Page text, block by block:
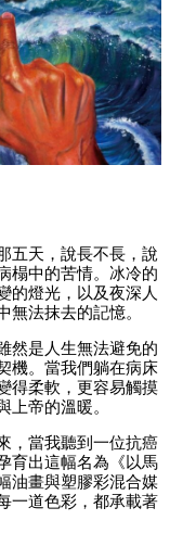
五天，說長不長，說
榻中的苦情。冰冷的
的燈光，以及夜深人
法抹去的記憶。
然是人生無法避免的
機。當我們躺在病床
得柔軟，更容易觸摸
帝的溫暖。
，當我聽到一位抗癌
育出這幅名為《以馬
油畫與塑膠彩混合媒
一道色彩，都承載著